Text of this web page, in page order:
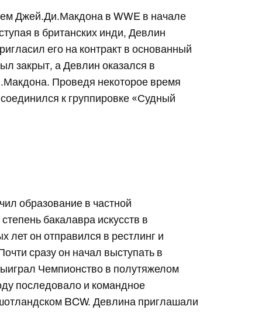
Джей.Ди.Макдона в WWE в начале
в британских инди, Девлин
его на контракт в основанный
закрыт, а Девлин оказался в
Проведя некоторое время
к группировке «Судный
образование в частной
бакалавра искусств в
лет он отправился в рестлинг и
сразу он начал выступать в
Чемпионство в полутяжелом
последовало и командное
BCW. Девлина приглашали